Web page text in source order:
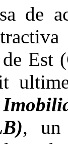
de
Est
, un